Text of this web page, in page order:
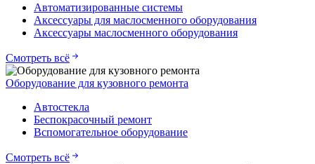
Автоматизированные системы
Аксессуары для маслосменного оборудования
Аксессуары маслосменного оборудования
Смотреть всё
Оборудование для кузовного ремонта
Автостекла
Беспокрасочный ремонт
Вспомогательное оборудование
Смотреть всё